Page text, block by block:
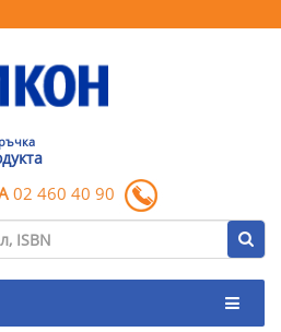
02 460 40 90